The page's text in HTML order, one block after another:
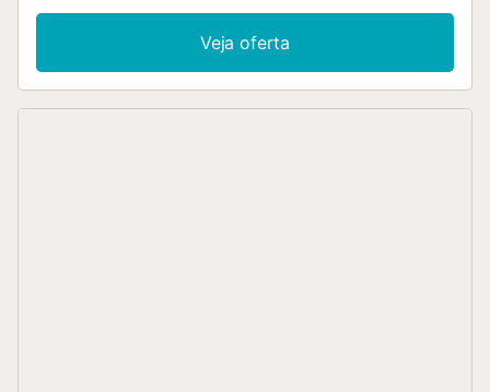
para chamadas de vídeo), uma televisão, ar condicionado,
bem como uma máquina de lavar roupa. Este aluguer de
férias dispõe de um espaço exterior privado com um
terraço aberto e uma varanda. Está disponível
Veja oferta